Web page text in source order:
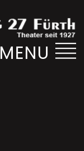
MENU